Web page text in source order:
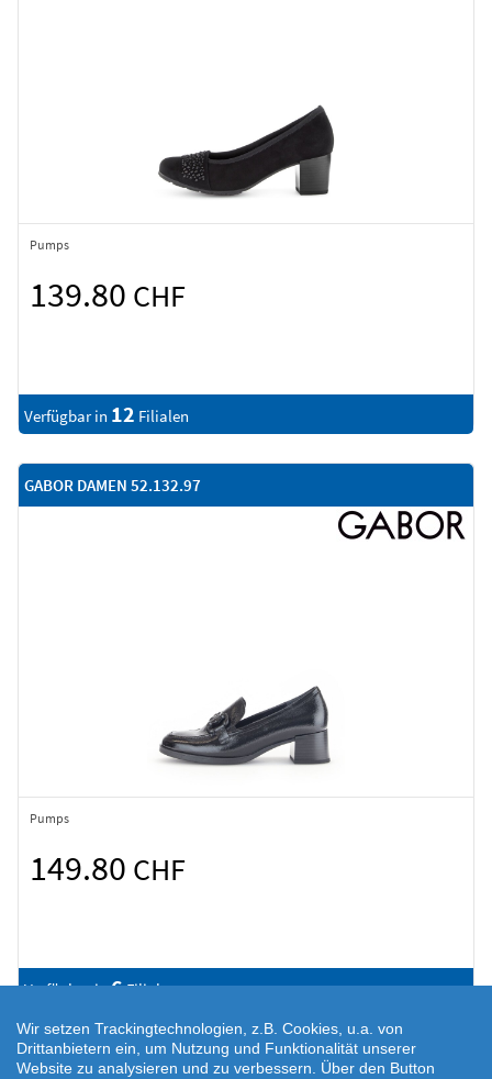
Pumps
139.80 CHF
Verfügbar in 12 Filialen
GABOR DAMEN 52.132.97
Pumps
149.80 CHF
Verfügbar in6Filialen
Wir setzen Trackingtechnologien, z.B. Cookies, u.a. von
Drittanbietern ein, um Nutzung und Funktionalität unserer
Website zu analysieren und zu verbessern. Über den Button